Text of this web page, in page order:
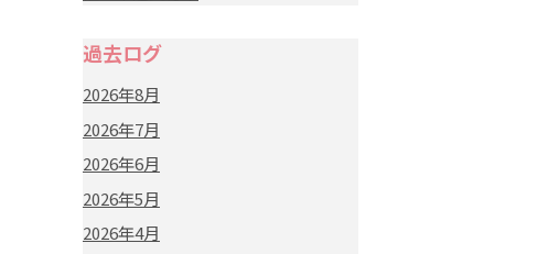
過去ログ
2026年8月
2026年7月
2026年6月
2026年5月
2026年4月